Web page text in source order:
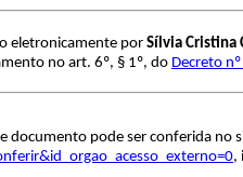
eletronicamente por Sílvia Cristina
no art. 6º, § 1º, do Decreto
documento pode ser conferida no
,